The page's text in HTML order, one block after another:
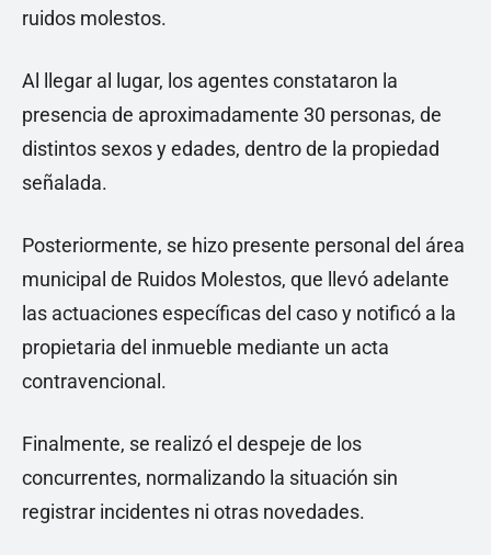
ruidos molestos.
Al llegar al lugar, los agentes constataron la
presencia de aproximadamente 30 personas, de
distintos sexos y edades, dentro de la propiedad
señalada.
Posteriormente, se hizo presente personal del área
municipal de Ruidos Molestos, que llevó adelante
las actuaciones específicas del caso y notificó a la
propietaria del inmueble mediante un acta
contravencional.
Finalmente, se realizó el despeje de los
concurrentes, normalizando la situación sin
registrar incidentes ni otras novedades.